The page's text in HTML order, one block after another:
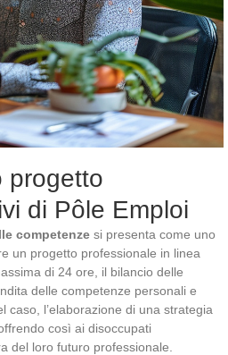
progetto
di Pôle Emploi
competenze si presenta come uno
un progetto professionale in linea
di 24 ore, il bilancio delle
delle competenze personali e
l’elaborazione di una strategia
così ai disoccupati
del loro futuro professionale.